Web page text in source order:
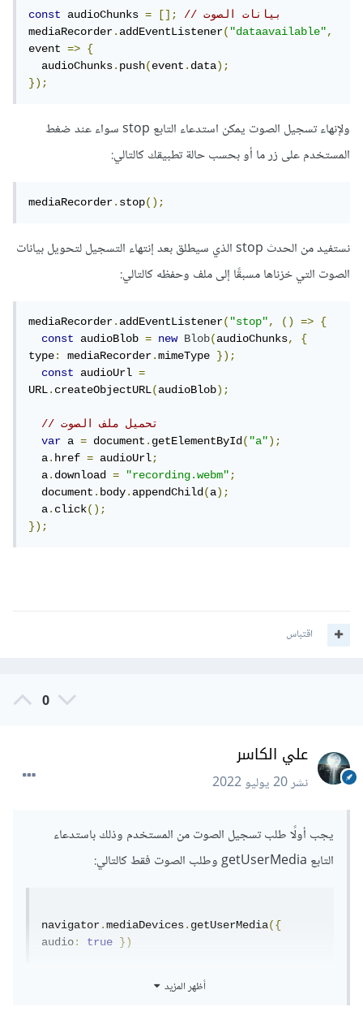
const audioChunks = [];
// بيانات الصوت
mediaRecorder.addEventListener("dataavailable",
event =>
{
  audioChunks
.push(event.data);
});
ولإنهاء تسجيل الصوت يمكن استدعاء التابع stop سواء عند ضغط
المستخدم على زر ما أو بحسب حالة تطبيقك كالتالي:
mediaRecorder.stop();
نستفيد من الحدث stop الذي سيطلق بعد إنتهاء التسجيل لتحويل بيانات
الصوت التي خزناها مسبقًا إلى ملف وحفظه كالتالي:
mediaRecorder.addEventListener("stop", () =>
{
const
audioBlob = new Blob(audioChunks,
{
type: mediaRecorder.mimeType });
const
audioUrl =
URL.createObjectURL(audioBlob);
// تحميل ملف الصوت
var a = document.getElementById("a");
  a
.href = audioUrl;
  a
.download = "recording.webm";
  document
.body.appendChild(a);
  a
.click();
});
اقتباس
0
علي الكاسر
نشر20 يوليو 2022
يجب أولًا طلب تسجيل الصوت من المستخدم وذلك باستدعاء
التابع getUserMedia وطلب الصوت فقط كالتالي:
navigator.mediaDevices.getUserMedia({
audio: true })
أظهر المزيد